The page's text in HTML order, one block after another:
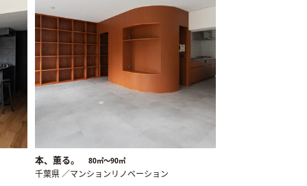
本、薫る。 80㎡〜90㎡
千葉県 ／マンションリノベーション